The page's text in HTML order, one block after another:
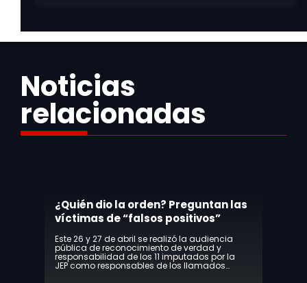
Noticias
relacionadas
Este 26 y 27 de abril se realizó la audiencia
pública de reconocimiento de verdad y
responsabilidad de los 11 imputados por la
JEP como responsables de los llamados